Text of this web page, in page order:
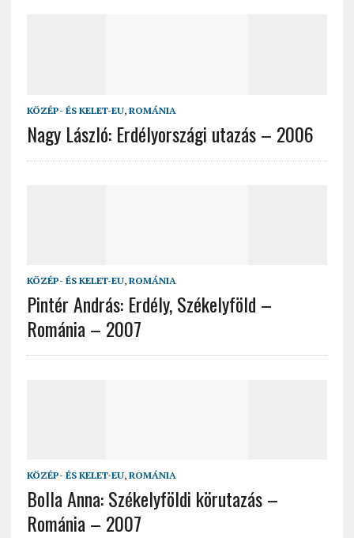
KÖZÉP- ÉS KELET-EU, ROMÁNIA
Nagy László: Erdélyországi utazás – 2006
KÖZÉP- ÉS KELET-EU, ROMÁNIA
Pintér András: Erdély, Székelyföld –
Románia – 2007
KÖZÉP- ÉS KELET-EU, ROMÁNIA
Bolla Anna: Székelyföldi körutazás –
Románia – 2007